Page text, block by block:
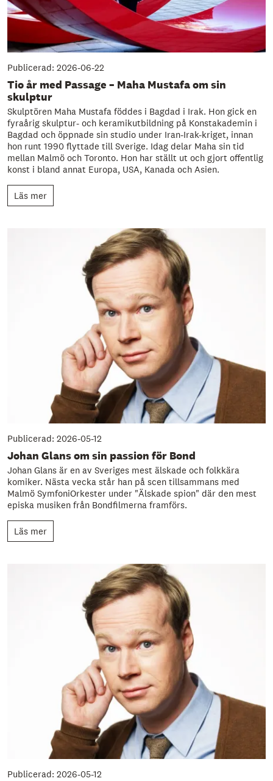
Publicerad: 2026-06-22
Tio år med Passage – Maha Mustafa om sin
skulptur
Skulptören Maha Mustafa föddes i Bagdad i Irak. Hon gick en
fyraårig skulptur- och keramikutbildning på Konstakademin i
Bagdad och öppnade sin studio under Iran-Irak-kriget, innan
hon runt 1990 flyttade till Sverige. Idag delar Maha sin tid
mellan Malmö och Toronto. Hon har ställt ut och gjort offentlig
konst i bland annat Europa, USA, Kanada och Asien.
Läs mer
Publicerad: 2026-05-12
Johan Glans om sin passion för Bond
Johan Glans är en av Sveriges mest älskade och folkkära
komiker. Nästa vecka står han på scen tillsammans med
Malmö SymfoniOrkester under "Älskade spion" där den mest
episka musiken från Bondfilmerna framförs.
Läs mer
Publicerad: 2026-05-12